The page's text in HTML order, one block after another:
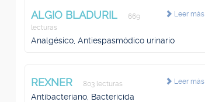
Leer más
ALGIO BLADURIL
669
lecturas
Analgésico, Antiespasmódico urinario
Leer más
REXNER 803 lecturas
Antibacteriano, Bactericida